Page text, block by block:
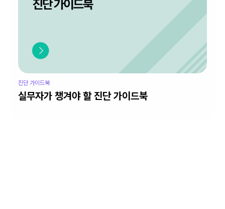
진단 가이드북
실무자가 챙겨야 할 진단 가이드북